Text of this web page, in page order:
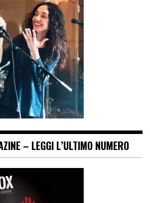
– LEGGI L’ULTIMO NUMERO